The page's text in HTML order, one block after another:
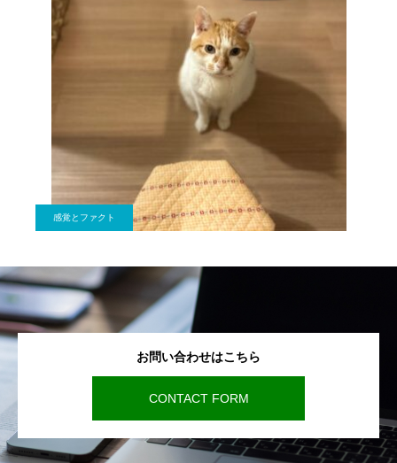
感覚とファクト
お問い合わせはこちら
CONTACT FORM